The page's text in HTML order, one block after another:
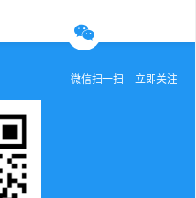
微信扫一扫 立即关注